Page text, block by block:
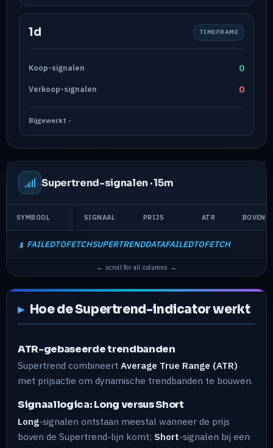
1d TIMEFRAME
Koop-signalen 0
Verkoop-signalen 0
Bijgewerkt -
Supertrend-signalen ·15m
SYMBOOL SIGNAAL PRIJS ATR
FAILEDTOFETCHSUPERTRENDDATAFAILEDTOFETCH
Hoe de Supertrend-indicator werkt
ATR-gebaseerde trendbanden
Supertrend combineert Average True Range (ATR)
met prijsactie om dynamische trendbanden te bouwen.
Signaallogica: Long versus Short
Long-signalen ontstaan meestal wanneer de prijs
boven de Supertrend-lijn komt; Short-signalen bij een